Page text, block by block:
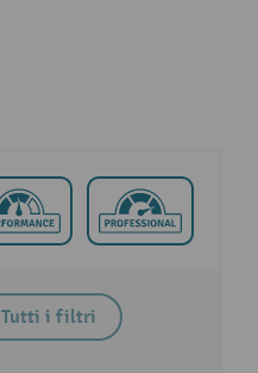
Tutti i filtri